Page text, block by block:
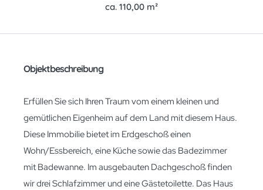
ca. 110,00 m²
Objektbeschreibung
Erfüllen Sie sich Ihren Traum vom einem kleinen und
gemütlichen Eigenheim auf dem Land mit diesem Haus.
Diese Immobilie bietet im Erdgeschoß einen
Wohn/Essbereich, eine Küche sowie das Badezimmer
mit Badewanne. Im ausgebauten Dachgeschoß finden
wir drei Schlafzimmer und eine Gästetoilette. Das Haus